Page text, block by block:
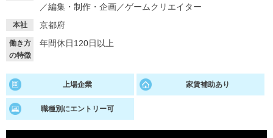
イベントを探す スカウト
就活ノウハウ・サポート
就活支援
就活ノウハウが満載！
就活コラム
お役立ち記事・相談室など
／編集・制作・企画／ゲームクリエイター
本社 京都府
働き方
の特徴
年間休日120日以上
上場企業 家賃補助あり
職種別にエントリー可